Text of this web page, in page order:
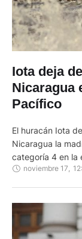
Iota deja
Nicaragua
Pacífico
El huracán Iota
Nicaragua la
categoría 4 en la
en el litoral
ciudad …
noviembre 17